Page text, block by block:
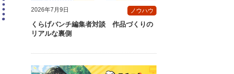
2026年7月9日 ノウハウ
くらげバンチ編集者対談 作品づくりの
リアルな裏側